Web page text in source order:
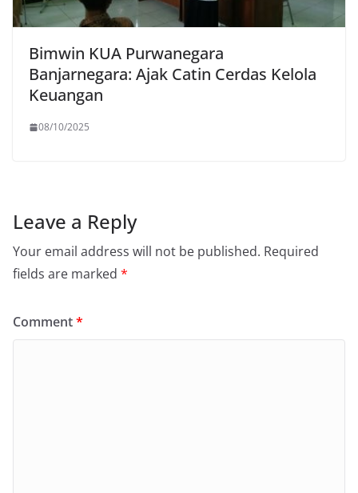
Bimwin KUA Purwanegara
Banjarnegara: Ajak Catin Cerdas Kelola
Keuangan
08/10/2025
Leave a Reply
Your email address will not be published. Required
fields are marked *
Comment*